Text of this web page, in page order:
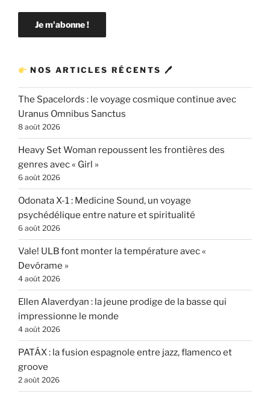
NOS ARTICLES RÉCENTS 🖊
The Spacelords : le voyage cosmique continue avec
Uranus Omnibus Sanctus
8 août 2026
Heavy Set Woman repoussent les frontières des
genres avec « Girl »
6 août 2026
Odonata X-1 : Medicine Sound, un voyage
psychédélique entre nature et spiritualité
6 août 2026
Vale! ULB font monter la température avec «
Devórame »
4 août 2026
Ellen Alaverdyan : la jeune prodige de la basse qui
impressionne le monde
4 août 2026
PATÁX : la fusion espagnole entre jazz, flamenco et
groove
2 août 2026